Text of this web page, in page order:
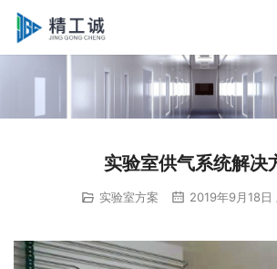
实验室供气系统解决
实验室方案 2019年9月18日